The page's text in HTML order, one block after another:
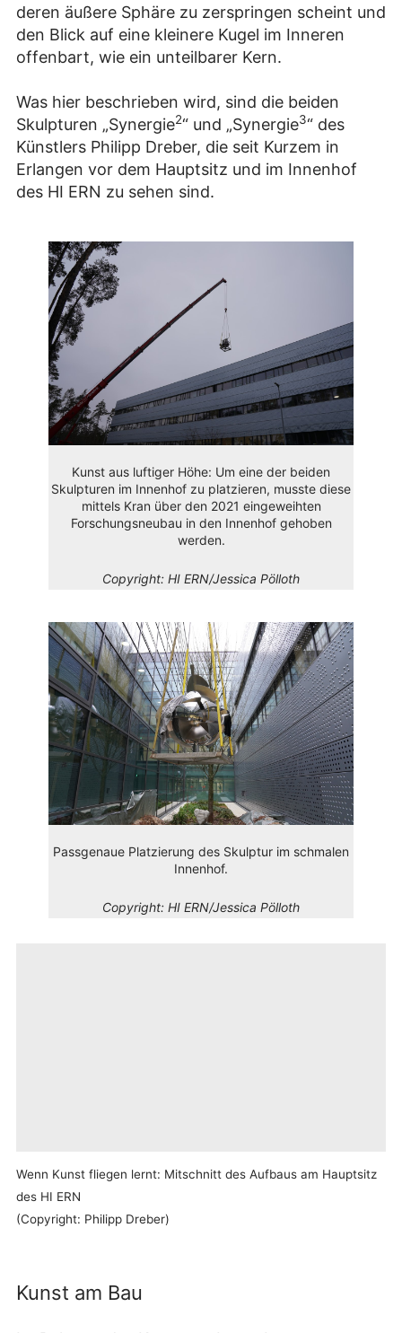
deren äußere Sphäre zu zerspringen scheint und
den Blick auf eine kleinere Kugel im Inneren
offenbart, wie ein unteilbarer Kern.
Was hier beschrieben wird, sind die beiden
Skulpturen „Synergie2“ und „Synergie3“ des
Künstlers Philipp Dreber, die seit Kurzem in
Erlangen vor dem Hauptsitz und im Innenhof
des HI ERN zu sehen sind.
Kunst aus luftiger Höhe: Um eine der beiden
Skulpturen im Innenhof zu platzieren, musste diese
mittels Kran über den 2021 eingeweihten
Forschungsneubau in den Innenhof gehoben
werden.
Copyright: HI ERN/Jessica Pölloth
Passgenaue Platzierung des Skulptur im schmalen
Innenhof.
Copyright: HI ERN/Jessica Pölloth
Mit dem Öffnendes
Videos
Vimeo weitergeleitet. Es
des Betreibers.
Wenn Kunst fliegen lernt: Mitschnitt des Aufbaus am Hauptsitz
des HI ERN
(Copyright: Philipp Dreber)
Kunst am Bau